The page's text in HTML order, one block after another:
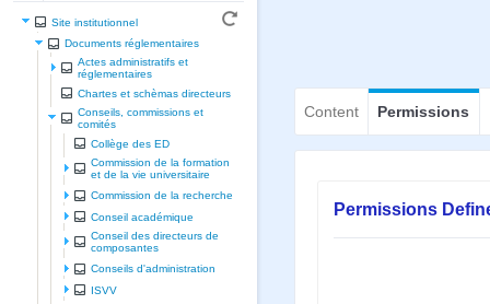
Site institutionnel
Documents réglementaires
Actes administratifs et
réglementaires
Chartes et schèmas directeurs
Conseils, commissions et
comités
Collège des ED
Commission de la formation
et de la vie universitaire
Commission de la recherche
Conseil académique
Conseil des directeurs de
composantes
Conseils d'administration
ISVV
Content Permissions
Permissions